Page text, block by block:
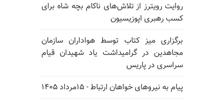
روایت رویترز از تلاش‌های ناکام بچه شاه برای
کسب رهبری اپوزیسیون
برگزاری میز کتاب توسط هواداران سازمان
مجاهدین در گرامیداشت یاد شهیدان قیام
سراسری در پاریس
پیام به نیروهای خواهان ارتباط - ۱۵مرداد ۱۴۰۵